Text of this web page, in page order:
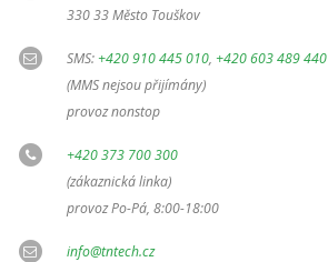
330 33 Město Touškov
SMS:+420 910 445 010, +420 603 489 440
(MMS nejsou přijímány)
provoz nonstop
+420 373 700 300
(zákaznická linka)
provoz Po-Pá, 8:00-18:00
info@tntech.cz